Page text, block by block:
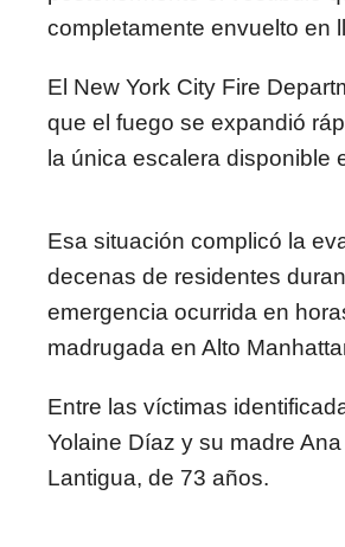
completamente envuelto en
El New York City Fire
que el fuego se expandió
la única escalera disponible
Esa situación complicó la
decenas de residentes
emergencia ocurrida en
madrugada en Alto
Entre las víctimas
Yolaine Díaz y su madre
Lantigua, de 73 años.